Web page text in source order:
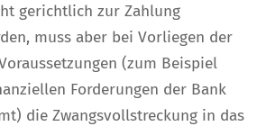
gerichtlich zur Zahlung
muss aber bei Vorliegen der
(zum Beispiel
Forderungen der Bank
die Zwangsvollstreckung in das